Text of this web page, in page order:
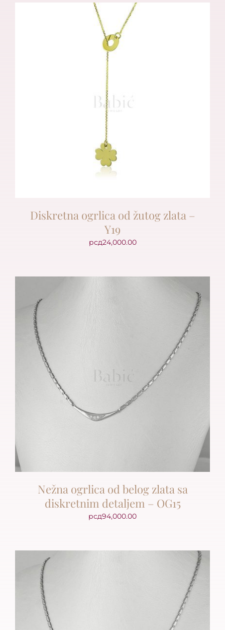
Diskretna ogrlica od žutog zlata –
Y19
рсд24,000.00
Nežna ogrlica od belog zlata sa
diskretnim detaljem – OG15
рсд94,000.00